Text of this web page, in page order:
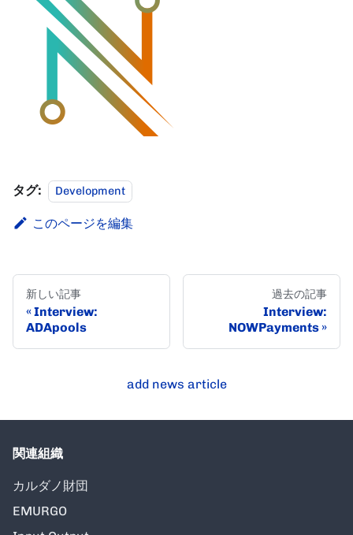
タグ: Development
このページを編集
新しい記事
Interview:
ADApools
過去の記事
Interview:
NOWPayments
add news article
関連組織
カルダノ財団
EMURGO